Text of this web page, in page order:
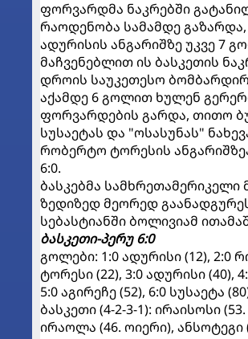
ფორვარდმა ნაკრებში
რაოდენობა სამამდე
ადურისის ანგარიშზე უკვე 7
მაჩვენებლით ის ბასკეთის
დროის საუკეთესო
აქამდე 6 გოლით ხულენ
ფორვარდების გარდა, თითო
სუსაეტას და "ოსასუნას"
რობერტო ტორესის
6:0.
ბასკებმა სამხრეთამერიკელი
ზედიზედ მეორედ
სებასტიანში ბოლივიამ
ბასკეთი-პერუ 6:0
გოლები: 1:0 ადურისი (12), 2:0
ტორესი (22), 3:0 ადურისი (40),
5:0 აგირეჩე (52), 6:0 სუსაეტა
ბასკეთი (4-2-3-1): ირაისოსი
ირაოლა (46. ოიერი), ანსოტეგი